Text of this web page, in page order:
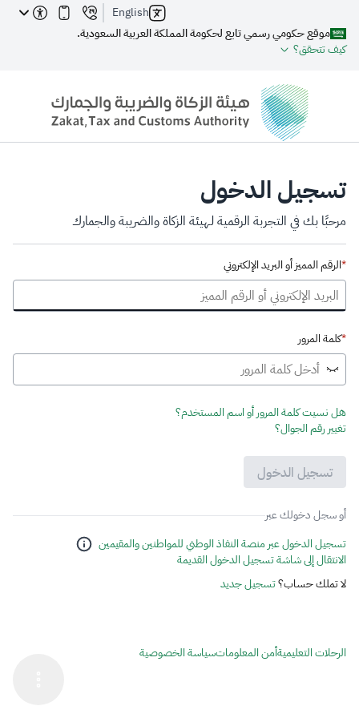
موقع حكومي رسمي تابع لحكومة المملكة العربية السعودية.
كيف تتحقق؟
English
تسجيل الدخول
مرحبًا بك في التجربة الرقمية لـهيئة الزكاة والضريبة والجمارك
الرقم المميز أو البريد الإلكتروني
كلمة المرور
هل نسيت كلمة المرور أو اسم المستخدم؟
تغيير رقم الجوال؟
تسجيل الدخول
أو سجل دخولك عبر
تسجيل الدخول عبر منصة النفاذ الوطني للمواطنين والمقيمين
الانتقال إلى شاشة تسجيل الدخول القديمة
لا تملك حساب؟تسجيل جديد
الرحلات التعليميةأمن المعلوماتسياسة الخصوصية